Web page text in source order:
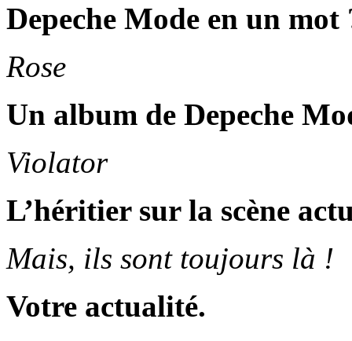
Depeche Mode en un mot
Rose
Un album de Depeche
Violator
L’héritier sur la scène
Mais, ils sont toujours là !
Votre actualité.